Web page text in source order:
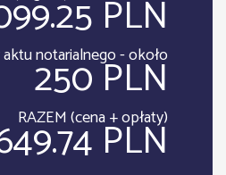
PLN
notarialnego - około
250 PLN
RAZEM (cena + opłaty)
PLN